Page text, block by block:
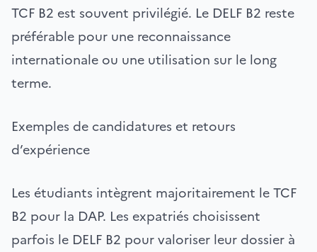
TCF B2 est souvent privilégié. Le DELF B2 reste
préférable pour une reconnaissance
internationale ou une utilisation sur le long
terme.
Exemples de candidatures et retours
d’expérience
Les étudiants intègrent majoritairement le TCF
B2 pour la DAP. Les expatriés choisissent
parfois le DELF B2 pour valoriser leur dossier à